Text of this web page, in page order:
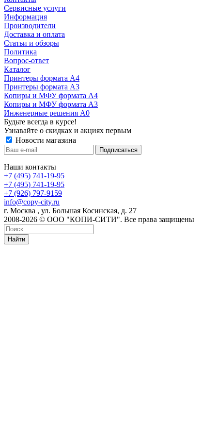
Сервисные услуги
Информация
Производители
Доставка и оплата
Статьи и обзоры
Политика
Вопрос-ответ
Каталог
Принтеры формата А4
Принтеры формата А3
Копиры и МФУ формата А4
Копиры и МФУ формата А3
Инженерные решения А0
Будьте всегда в курсе!
Узнавайте о скидках и акциях первым
Новости магазина
Наши контакты
+7 (495) 741-19-95
+7 (495) 741-19-95
+7 (926) 797-9159
info@copy-city.ru
г. Москва , ул. Большая Косинская, д. 27
2008-2026 © ООО "КОПИ-СИТИ". Все права защищены
Найти